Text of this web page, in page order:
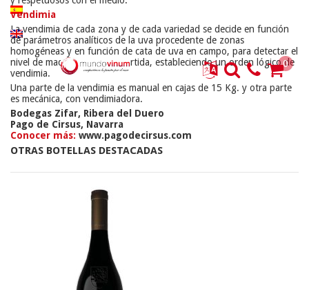
Vendimia
La vendimia de cada zona y de cada variedad se decide en función
de parámetros analíticos de la uva procedente de zonas
homogéneas y en función de cata de uva en campo, para detectar el
nivel de madurez de cada partida, estableciendo un orden lógico de
vendimia.
Una parte de la vendimia es manual en cajas de 15 Kg. y otra parte
es mecánica, con vendimiadora.
Bodegas Zifar, Ribera del Duero
Pago de Cirsus, Navarra
Conocer más: www.pagodecirsus.com
OTRAS BOTELLAS DESTACADAS
0